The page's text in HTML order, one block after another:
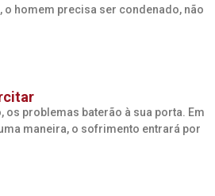
o homem precisa ser condenado, não
os problemas baterão à sua porta. Em
maneira, o sofrimento entrará por